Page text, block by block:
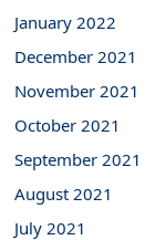
January 2022
December 2021
November 2021
October 2021
September 2021
August 2021
July 2021